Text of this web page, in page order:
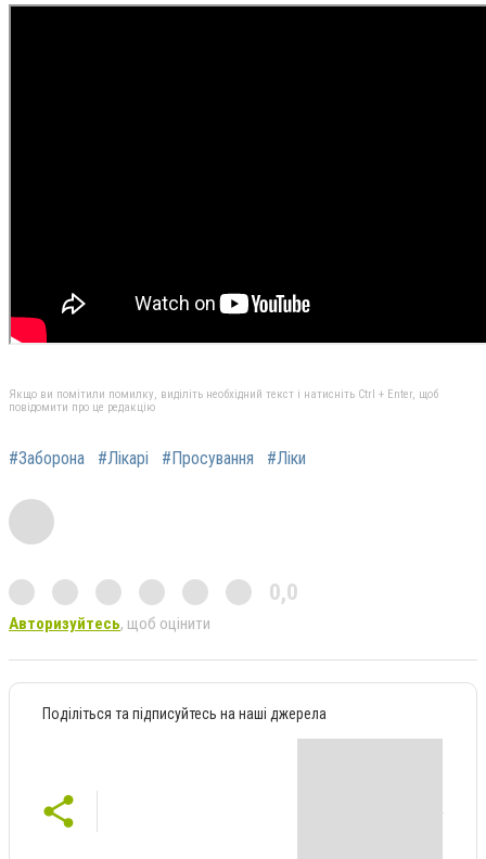
Якщо ви помітили помилку, виділіть необхідний текст і натисніть Ctrl + Enter, щоб
повідомити про це редакцію
#Заборона #Лікарі #Просування #Ліки
0,0
Авторизуйтесь, щоб оцінити
Поділіться та підписуйтесь на наші джерела